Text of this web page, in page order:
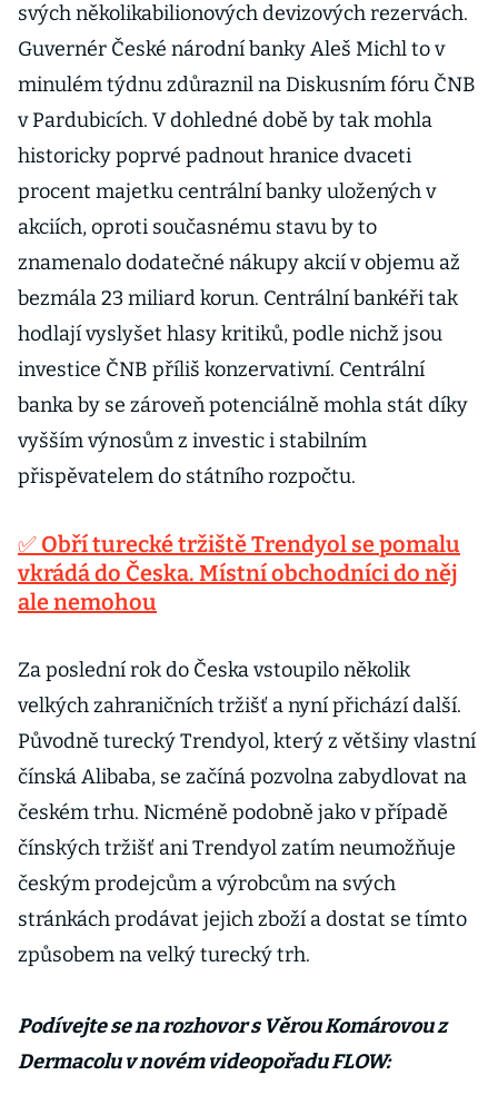
svých několikabilionových devizových rezervách.
Guvernér České národní banky Aleš Michl to v
minulém týdnu zdůraznil na Diskusním fóru ČNB
v Pardubicích. V dohledné době by tak mohla
historicky poprvé padnout hranice dvaceti
procent majetku centrální banky uložených v
akciích, oproti současnému stavu by to
znamenalo dodatečné nákupy akcií v objemu až
bezmála 23 miliard korun. Centrální bankéři tak
hodlají vyslyšet hlasy kritiků, podle nichž jsou
investice ČNB příliš konzervativní. Centrální
banka by se zároveň potenciálně mohla stát díky
vyšším výnosům z investic i stabilním
přispěvatelem do státního rozpočtu.
✅ Obří turecké tržiště Trendyol se pomalu
vkrádá do Česka. Místní obchodníci do něj
ale nemohou
Za poslední rok do Česka vstoupilo několik
velkých zahraničních tržišť a nyní přichází další.
Původně turecký Trendyol, který z většiny vlastní
čínská Alibaba, se začíná pozvolna zabydlovat na
českém trhu. Nicméně podobně jako v případě
čínských tržišť ani Trendyol zatím neumožňuje
českým prodejcům a výrobcům na svých
stránkách prodávat jejich zboží a dostat se tímto
způsobem na velký turecký trh.
Podívejte se na rozhovor s Věrou Komárovou z
Dermacolu v novém videopořadu FLOW: